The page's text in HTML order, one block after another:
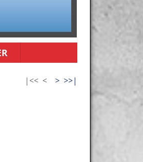
|<< < > >>|